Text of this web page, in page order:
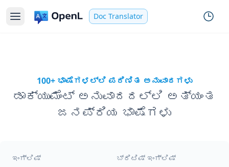
Doc Translator
100+ ಭಾಷೆಗಳಲ್ಲಿ ಪರಿಣಿತ ಅನುವಾದಗಳು
ಡಾಕ್ಯುಮೆಂಟ್ ಅನುವಾದದಲ್ಲಿ ಅತ್ಯಂತ
ಜನಪ್ರಿಯ ಭಾಷೆಗಳು
ಇಂಗ್ಲಿಷ್
ಬ್ರಿಟಿಷ್ ಇಂಗ್ಲಿಷ್